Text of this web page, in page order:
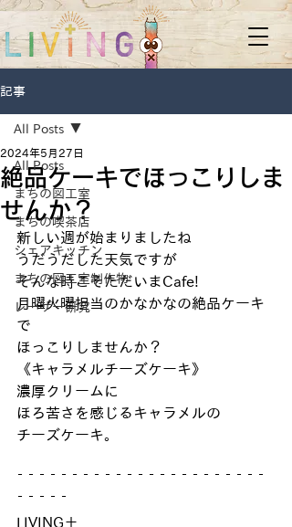
記事
All Posts
まちの図工室
まちの喫茶店
シェアキッチン
まちの図工室制作物
レーザー研究
All Posts
絶品ケーキでほっこりしま
せんか？
2024年5月27日
新しい週が始まりましたね
うだうだした天気ですが
そんな時こそただいまCafe!
月曜火曜担当のかなかなの絶品ケーキ
で
ほっこりしませんか？
《キャラメルチーズケーキ》
濃厚クリームに
ほろ苦さを感じるキャラメルの
チーズケーキ。
‾ ‾ ‾ ‾ ‾ ‾ ‾ ‾ ‾ ‾ ‾ ‾ ‾ ‾ ‾ ‾ ‾ ‾ ‾ ‾ ‾ ‾ ‾
‾ ‾ ‾ ‾ ‾
LIVING＋